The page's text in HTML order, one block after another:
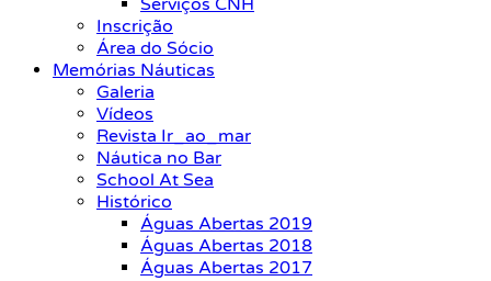
Serviços CNH
Inscrição
Área do Sócio
Memórias Náuticas
Galeria
Vídeos
Revista Ir_ao_mar
Náutica no Bar
School At Sea
Histórico
Águas Abertas 2019
Águas Abertas 2018
Águas Abertas 2017